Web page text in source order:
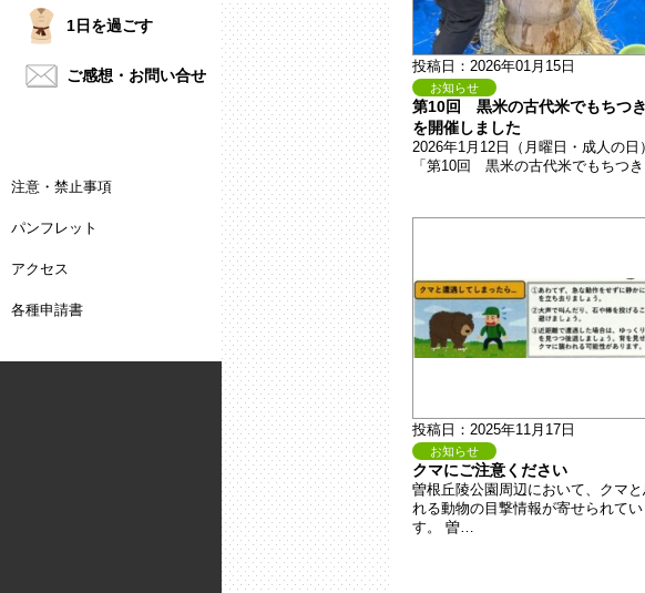
1日を過ごす
ご感想・ お問い合せ
注意・禁止事項
パンフレット
アクセス
各種申請書
投稿日：2026年01月15日
お知らせ
第10回 黒米の古代米でもちつ
を開催しました
2026年1月12日（月曜日・成人の日
「第10回 黒米の古代米でもちつ
投稿日：2025年11月17日
お知らせ
クマにご注意ください
曽根丘陵公園周辺において、クマ
れる動物の目撃情報が寄せられてい
す。 曽…